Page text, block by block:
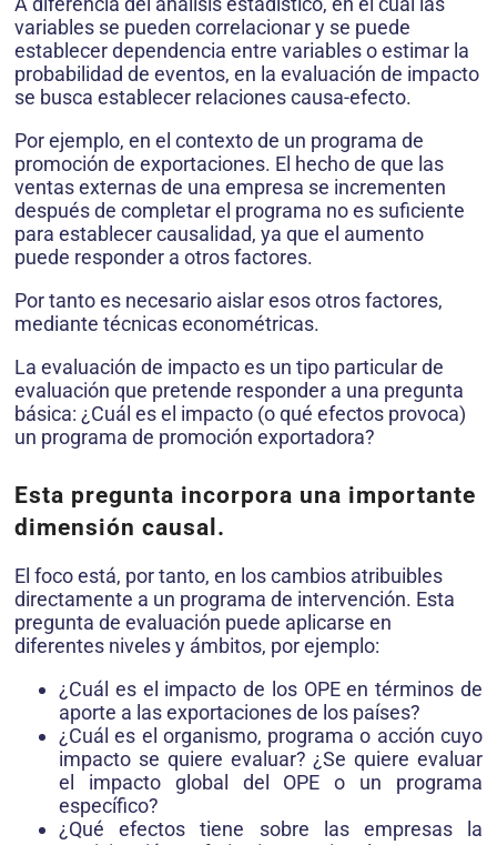
variables se pueden correlacionar y se puede
establecer dependencia entre variables o estimar la
probabilidad de eventos, en la evaluación de impacto
se busca establecer relaciones causa-efecto.
Por ejemplo, en el contexto de un programa de
promoción de exportaciones. El hecho de que las
ventas externas de una empresa se incrementen
después de completar el programa no es suficiente
para establecer causalidad, ya que el aumento
puede responder a otros factores.
Por tanto es necesario aislar esos otros factores,
mediante técnicas econométricas.
La evaluación de impacto es un tipo particular de
evaluación que pretende responder a una pregunta
básica: ¿Cuál es el impacto (o qué efectos provoca)
un programa de promoción exportadora?
Esta pregunta incorpora una importante
dimensión causal.
El foco está, por tanto, en los cambios atribuibles
directamente a un programa de intervención. Esta
pregunta de evaluación puede aplicarse en
diferentes niveles y ámbitos, por ejemplo:
¿Cuál es el impacto de los OPE en términos de
aporte a las exportaciones de los países?
¿Cuál es el organismo, programa o acción cuyo
impacto se quiere evaluar? ¿Se quiere evaluar
el impacto global del OPE o un programa
específico?
¿Qué efectos tiene sobre las empresas la